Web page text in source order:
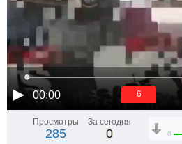
00:00 5
Просмотры
285
За сегодня
0 0